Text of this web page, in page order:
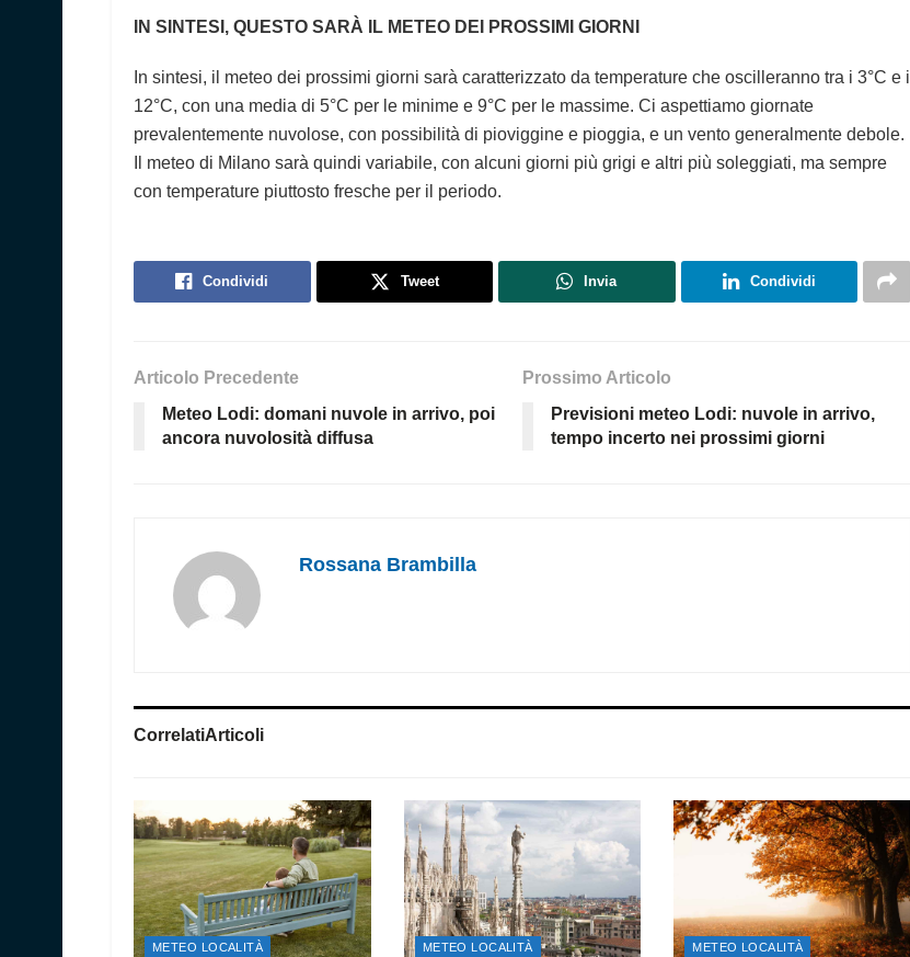
IN SINTESI, QUESTO SARÀ IL METEO DEI PROSSIMI GIORNI
In sintesi, il meteo dei prossimi giorni sarà caratterizzato da temperature che oscilleranno tra i 3°C e i
12°C, con una media di 5°C per le minime e 9°C per le massime. Ci aspettiamo giornate
prevalentemente nuvolose, con possibilità di pioviggine e pioggia, e un vento generalmente debole.
Il meteo di Milano sarà quindi variabile, con alcuni giorni più grigi e altri più soleggiati, ma sempre
con temperature piuttosto fresche per il periodo.
Condividi Tweet Invia Condividi
Articolo Precedente
Meteo Lodi: domani nuvole in arrivo, poi
ancora nuvolosità diffusa
Prossimo Articolo
Previsioni meteo Lodi: nuvole in arrivo,
tempo incerto nei prossimi giorni
Rossana Brambilla
CorrelatiArticoli
METEO LOCALITÀ METEO LOCALITÀ METEO LOCALITÀ